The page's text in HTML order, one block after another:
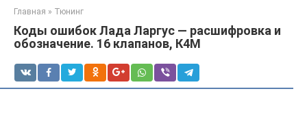
Главная » Тюнинг
Коды ошибок Лада Ларгус — расшифровка и
обозначение. 16 клапанов, К4М